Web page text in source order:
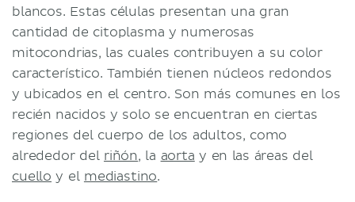
blancos. Estas células presentan una gran
cantidad de citoplasma y numerosas
mitocondrias, las cuales contribuyen a su color
característico. También tienen núcleos redondos
y ubicados en el centro. Son más comunes en los
recién nacidos y solo se encuentran en ciertas
regiones del cuerpo de los adultos, como
alrededor del riñón, la aorta y en las áreas del
cuello y el mediastino.